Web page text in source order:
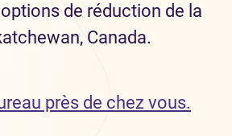
de réduction de la
Canada.
près de chez vous.